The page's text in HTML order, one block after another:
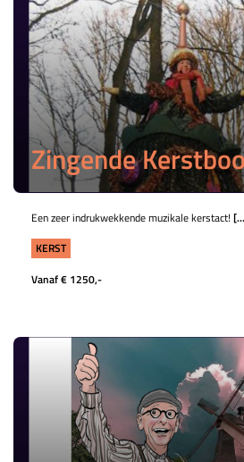
Zingende
Een zeer indrukwekkende muzikale kerstact!
KERST
Vanaf € 1250,-